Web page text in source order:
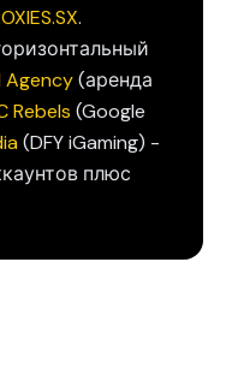
.
Agency(аренда
Rebels (Google
(DFY iGaming) -
плюс